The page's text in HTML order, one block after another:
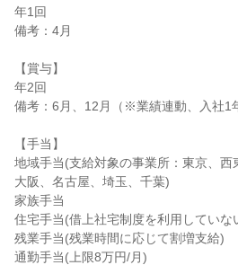
年1回
備考：4月
【賞与】
年2回
備考：6月、12月（※業績連動、入社1
【手当】
地域手当(支給対象の事業所：東京、西
大阪、名古屋、埼玉、千葉)
家族手当
住宅手当(借上社宅制度を利用していな
残業手当(残業時間に応じて割増支給)
通勤手当(上限8万円/月)